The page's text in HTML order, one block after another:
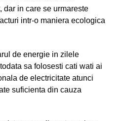
dar in care se urmareste
intr-o maniera ecologica
de energie in zilele
sa folosesti cati wati ai
de electricitate atunci
suficienta din cauza